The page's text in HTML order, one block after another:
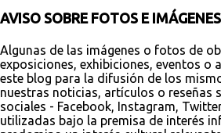
AVISO SOBRE FOTOS E IMÁGENES
Algunas de las imágenes o fotos de
exposiciones, exhibiciones, eventos o
este blog para la difusión de los
nuestras noticias, artículos o reseñas
sociales - Facebook, Instagram,
utilizadas bajo la premisa de interés